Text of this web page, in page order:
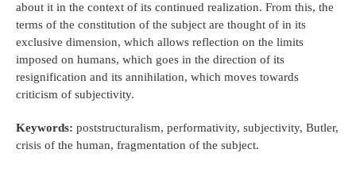
about it in the context of its continued realization. From this, the
terms of the constitution of the subject are thought of in its
exclusive dimension, which allows reflection on the limits
imposed on humans, which goes in the direction of its
resignification and its annihilation, which moves towards
criticism of subjectivity.
Keywords: poststructuralism, performativity, subjectivity, Butler,
crisis of the human, fragmentation of the subject.